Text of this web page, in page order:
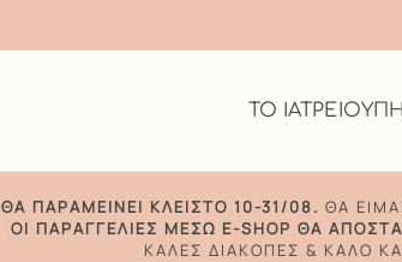
ΤΟ ΙΑΤΡΕΙΟ
ΘΑ ΠΑΡΑΜΕΊΝΕΙ ΚΛΕΙΣΤΌ 10-31/08. ΘΑ
ΟΙ ΠΑΡΑΓΓΕΛΊΕΣ ΜΈΣΩ E-SHOP ΘΑ
ΚΑΛΈΣ ΔΙΑΚΟΠΈΣ & ΚΑΛΌ